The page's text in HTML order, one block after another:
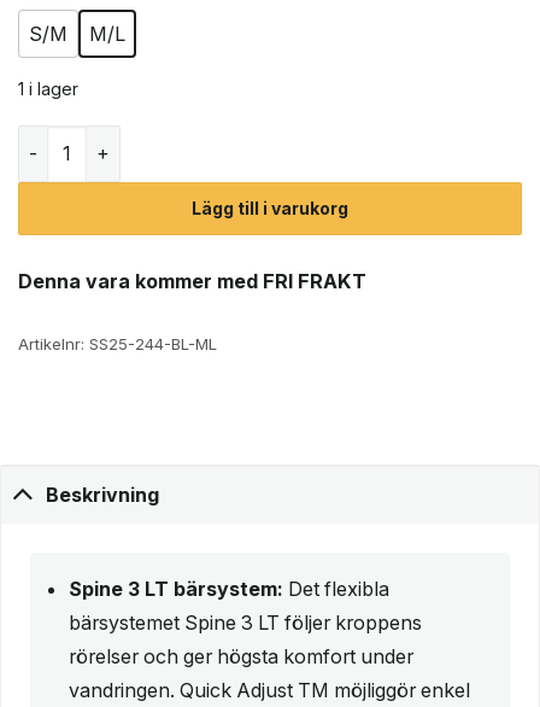
S/M
M/L
1 i lager
Lägg till i varukorg
Denna vara kommer med FRI FRAKT
Artikelnr: SS25-244-BL-ML
Beskrivning
Spine 3 LT bärsystem: Det flexibla
bärsystemet Spine 3 LT följer kroppens
rörelser och ger högsta komfort under
vandringen. Quick Adjust TM möjliggör enkel